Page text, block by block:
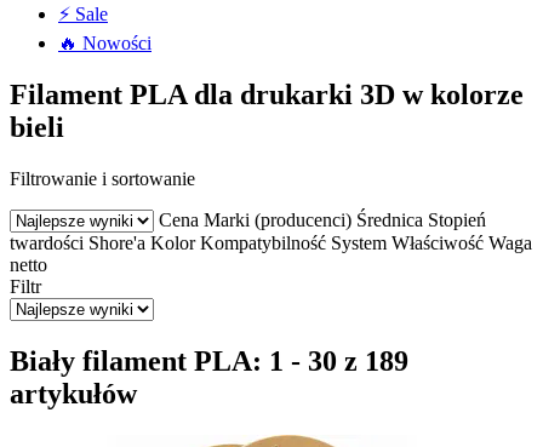
⚡ Sale
🔥 Nowości
Filament PLA dla drukarki 3D w kolorze
bieli
Filtrowanie i sortowanie
Cena Marki (producenci) Średnica Stopień
twardości Shore'a Kolor Kompatybilność System Właściwość Waga
netto
Filtr
Biały filament PLA: 1 - 30 z 189
artykułów